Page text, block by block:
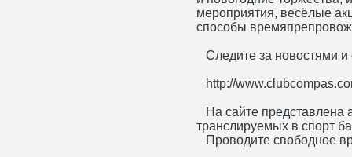
мероприятия, весёлые
способы
Следите за новостями
http://
На сайте
транслируемых в спорт
Проводите свободное